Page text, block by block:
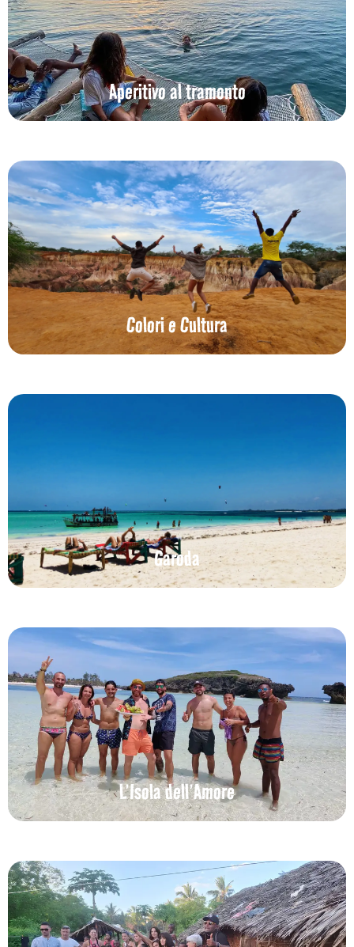
Aperitivo al tramonto
Colori e Cultura
Garoda
L’Isola dell’Amore